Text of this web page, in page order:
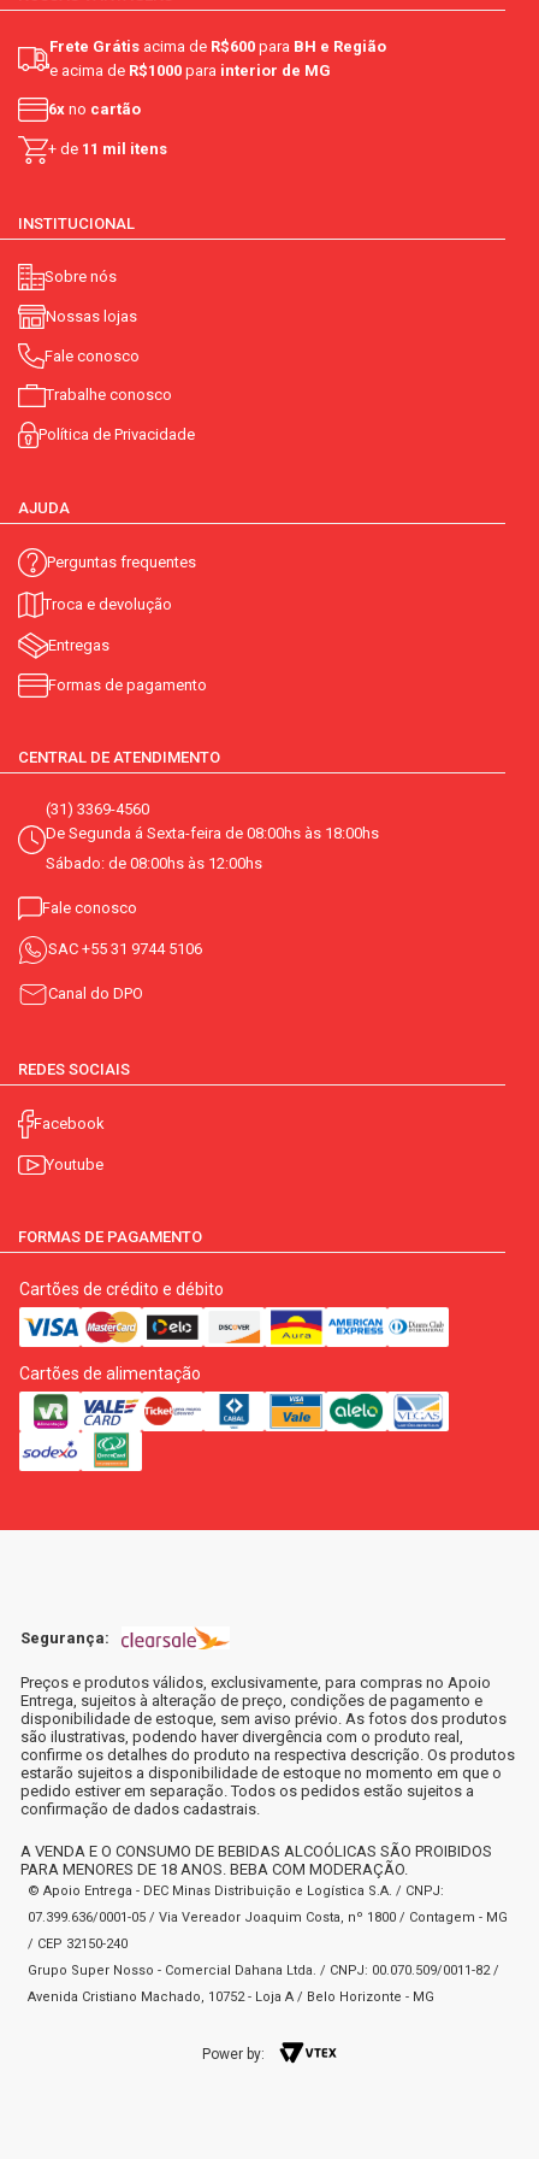
pele com os sabonetes em barra Lux.
Frete Grátis acima de R$600 para BH e Região
e acima de R$1000 para interior de MG
6x no cartão
+ de 11 mil itens
INSTITUCIONAL
Sobre nós
Nossas lojas
Fale conosco
Trabalhe conosco
Política de Privacidade
AJUDA
Perguntas frequentes
Troca e devolução
Entregas
Formas de pagamento
CENTRAL DE ATENDIMENTO
(31) 3369-4560
De Segunda á Sexta-feira de 08:00hs às 18:00hs
Sábado: de 08:00hs às 12:00hs
Fale conosco
SAC +55 31 9744 5106
Canal do DPO
REDES SOCIAIS
Facebook
Youtube
FORMAS DE PAGAMENTO
Cartões de crédito e débito
Cartões de alimentação
Segurança:
Preços e produtos válidos, exclusivamente, para compras no Apoio
Entrega, sujeitos à alteração de preço, condições de pagamento e
disponibilidade de estoque, sem aviso prévio. As fotos dos produtos
são ilustrativas, podendo haver divergência com o produto real,
confirme os detalhes do produto na respectiva descrição. Os produtos
estarão sujeitos a disponibilidade de estoque no momento em que o
pedido estiver em separação. Todos os pedidos estão sujeitos a
confirmação de dados cadastrais.
A VENDA E O CONSUMO DE BEBIDAS ALCOÓLICAS SÃO PROIBIDOS
PARA MENORES DE 18 ANOS. BEBA COM MODERAÇÃO.
© Apoio Entrega - DEC Minas Distribuição e Logística S.A. / CNPJ:
07.399.636/0001-05 / Via Vereador Joaquim Costa, nº 1800 / Contagem - MG
/ CEP 32150-240
Grupo Super Nosso - Comercial Dahana Ltda. / CNPJ: 00.070.509/0011-82 /
Avenida Cristiano Machado, 10752 - Loja A / Belo Horizonte - MG
Power by: